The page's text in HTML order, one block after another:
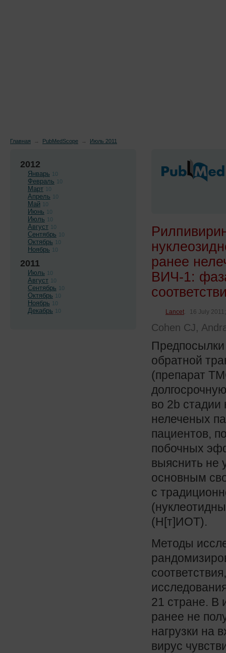
Главная → PubMedScope → Июль 2011
ранее
ВИЧ-1:
Lancet. 16 July 2011;
Cohen CJ,
обратной
(препарат
во 2b стадии
нелеченых
пациентов,
побочных
выяснить не
основным
с
(Н[т]ИОТ).
Методы
21 стране. В
ранее не
нагрузки на
вирус
2012
Январь 10
Февраль 10
Март 10
Апрель 10
Май 10
Июнь 10
Июль 10
Август 10
Сентябрь 10
Октябрь 10
Ноябрь 10
2011
Июль 10
Август 10
Сентябрь 10
Октябрь 10
Ноябрь 10
Декабрь 10